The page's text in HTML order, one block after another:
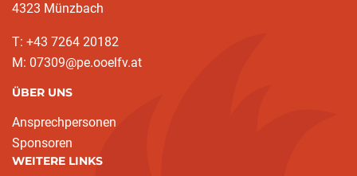
4323 Münzbach
T: +43 7264 20182
M: 07309@pe.ooelfv.at
ÜBER UNS
Ansprechpersonen
Sponsoren
WEITERE LINKS